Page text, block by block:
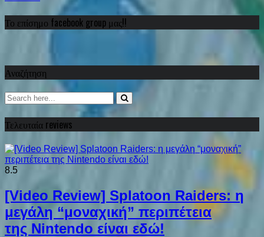
Το επίσημο facebook group μας!!
Αναζήτηση
Τελευταία reviews
8.5
[Video Review] Splatoon Raiders: η
μεγάλη “μοναχική” περιπέτεια
της Nintendo είναι εδώ!